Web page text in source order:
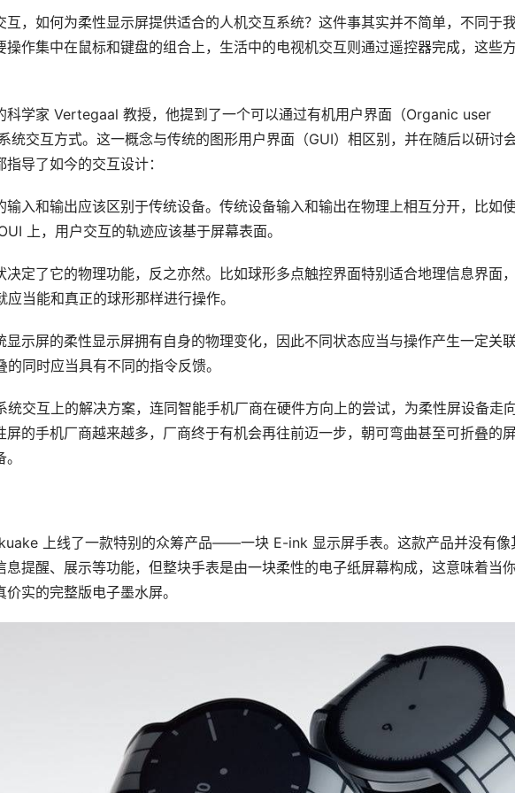
，如何为柔性显示屏提供适合的人机交互系统？这件事其实并不简单，不同于
作集中在鼠标和键盘的组合上，生活中的电视机交互则通过遥控器完成，这些
科学家 Vertegaal 教授，他提到了一个可以通过有机用户界面（Organic user
交互方式。这一概念与传统的图形用户界面（GUI）相区别，并在随后以研讨
导了如今的交互设计：
入和输出应该区别于传统设备。传统设备输入和输出在物理上相互分开，比如
上，用户交互的轨迹应该基于屏幕表面。
定了它的物理功能，反之亦然。比如球形多点触控界面特别适合地理信息界面
当能和真正的球形那样进行操作。
示屏的柔性显示屏拥有自身的物理变化，因此不同状态应当与操作产生一定关联
同时应当具有不同的指令反馈。
统交互上的解决方案，连同智能手机厂商在硬件方向上的尝试，为柔性屏设备走
的手机厂商越来越多，厂商终于有机会再往前迈一步，朝可弯曲甚至可折叠的
上线了一款特别的众筹产品——一块 E-ink 显示屏手表。这款产品并没有像
提醒、展示等功能，但整块手表是由一块柔性的电子纸屏幕构成，这意味着当
实的完整版电子墨水屏。